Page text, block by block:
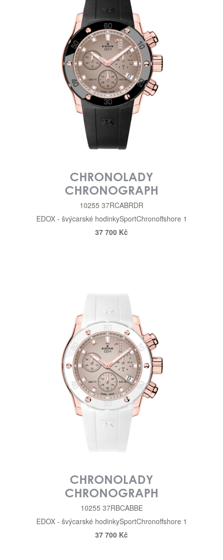
CHRONOLADY
CHRONOGRAPH
10255 37RCABRDR
EDOX - švýcarské hodinkySportChronoffshore 1
37 700 Kč
CHRONOLADY
CHRONOGRAPH
10255 37RBCABBE
EDOX - švýcarské hodinkySportChronoffshore 1
37 700 Kč